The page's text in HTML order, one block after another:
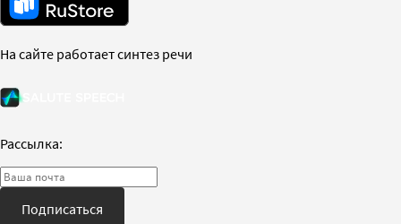
На сайте работает синтез речи
Рассылка:
Подписаться